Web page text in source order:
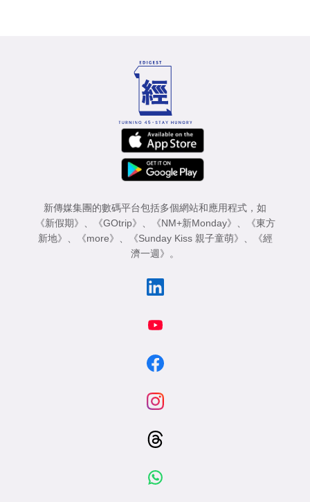
新傳媒集團的數碼平台包括多個網站和應用程式，如
《新假期》
《GOtrip》 《NM+新Monday》
《東方
新地》
《more》 《Sunday Kiss 親子童萌》
《經
濟一週》
。